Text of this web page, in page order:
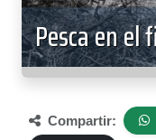
Pesca en el
Compartir: